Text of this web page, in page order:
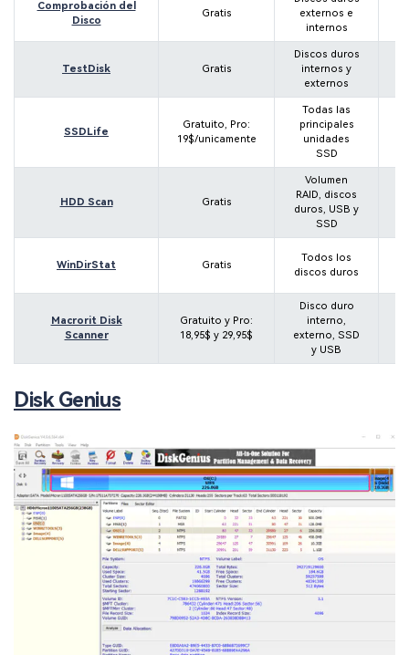
Comprobación del
Disco
Gratis
externos e
internos
TestDisk Gratis
Discos duros
internos y
externos
SSDLife
Gratuito, Pro:
19$/unicamente
Todas las
principales
unidades
SSD
HDD Scan Gratis
Volumen
RAID, discos
duros, USB y
SSD
WinDirStat Gratis
Todos los
discos duros
Macrorit Disk
Scanner
Gratuito y Pro:
18,95$ y 29,95$
Disco duro
interno,
externo, SSD
y USB
Disk Genius